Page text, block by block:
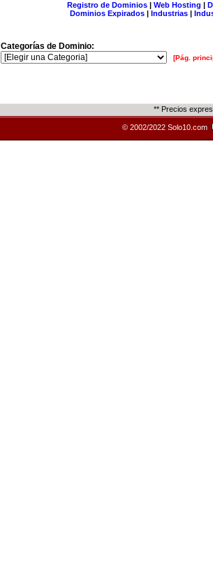
Registro de Dominios| Web Hosting |
Dominios Expirados | Industrias |
Categorías de Dominio:
[Pág.
** Precios
© 2002/2022 Solo10.com